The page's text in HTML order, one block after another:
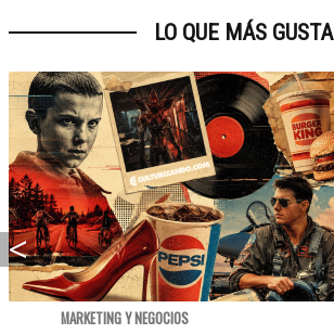
LO QUE MÁS GUSTA
MARKETING Y NEGOCIOS